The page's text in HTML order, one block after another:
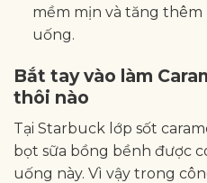
mềm mịn và tăng
uống.
Bắt tay vào làm
thôi nào
Tại Starbuck lớp sốt
bọt sữa bồng bềnh được
uống này. Vì vậy trong